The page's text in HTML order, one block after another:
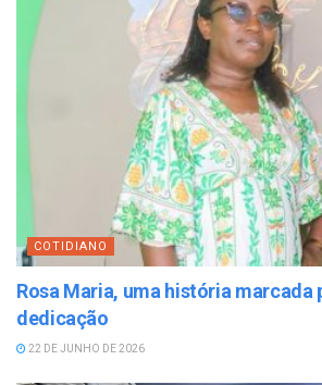
COTIDIANO
Rosa Maria, uma história marcada
dedicação
22 DE JUNHO DE 2026